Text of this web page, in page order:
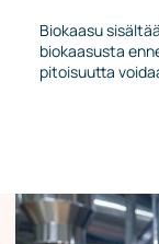
Biokaasu
biokaasusta
pitoisuutta